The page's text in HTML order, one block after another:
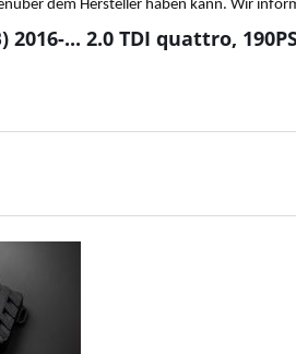
dem Hersteller haben kann. Wir
... 2.0 TDI quattro,